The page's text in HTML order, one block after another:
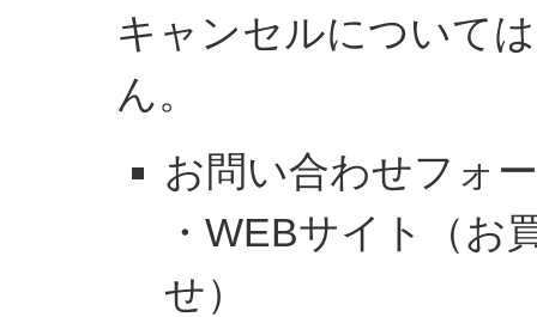
キャンセルについて
ん。
お問い合わせフォ
・WEBサイト（お
せ）